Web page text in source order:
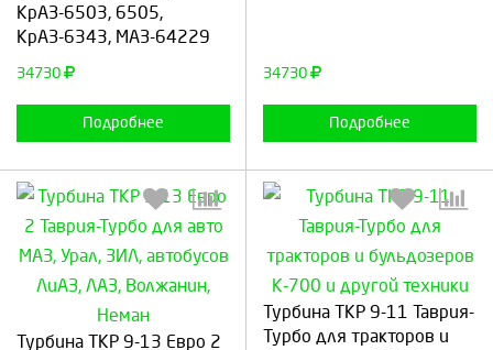
КрАЗ-6503, 6505,
КрАЗ-6343, МАЗ-64229
34730
Подробнее
Продолжить Отмена
34730
Подробнее
Турбина ТКР 9-13 Евро 2
Выберите количество:
Турбина ТКР 9-11 Таврия-
Турбо для тракторов и
Выберите количество: